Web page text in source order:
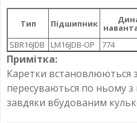
Тип Підшипник
SBR16JDB
LM16JDB-OP 774
Примітка:
Каретки встановлюються
пересуваються по ньому
завдяки вбудованим